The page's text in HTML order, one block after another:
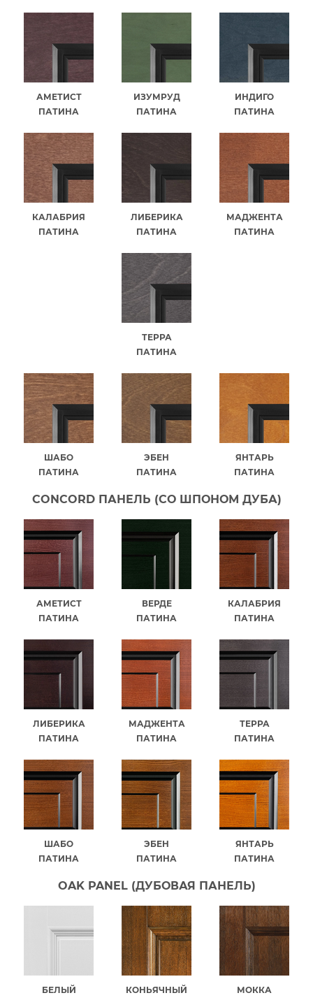
АМЕТИСТ
ПАТИНА
ИЗУМРУД
ПАТИНА
ИНДИГО
ПАТИНА
КАЛАБРИЯ
ПАТИНА
ЛИБЕРИКА
ПАТИНА
МАДЖЕНТА
ПАТИНА
ТЕРРА
ПАТИНА
ШАБО
ПАТИНА
ЭБЕН
ПАТИНА
ЯНТАРЬ
ПАТИНА
CONCORD ПАНЕЛЬ (СО ШПОНОМ ДУБА)
АМЕТИСТ
ПАТИНА
ВЕРДЕ
ПАТИНА
КАЛАБРИЯ
ПАТИНА
ЛИБЕРИКА
ПАТИНА
МАДЖЕНТА
ПАТИНА
ТЕРРА
ПАТИНА
ШАБО
ПАТИНА
ЭБЕН
ПАТИНА
ЯНТАРЬ
ПАТИНА
OAK PANEL (ДУБОВАЯ ПАНЕЛЬ)
БЕЛЫЙ КОНЬЯЧНЫЙ МОККА